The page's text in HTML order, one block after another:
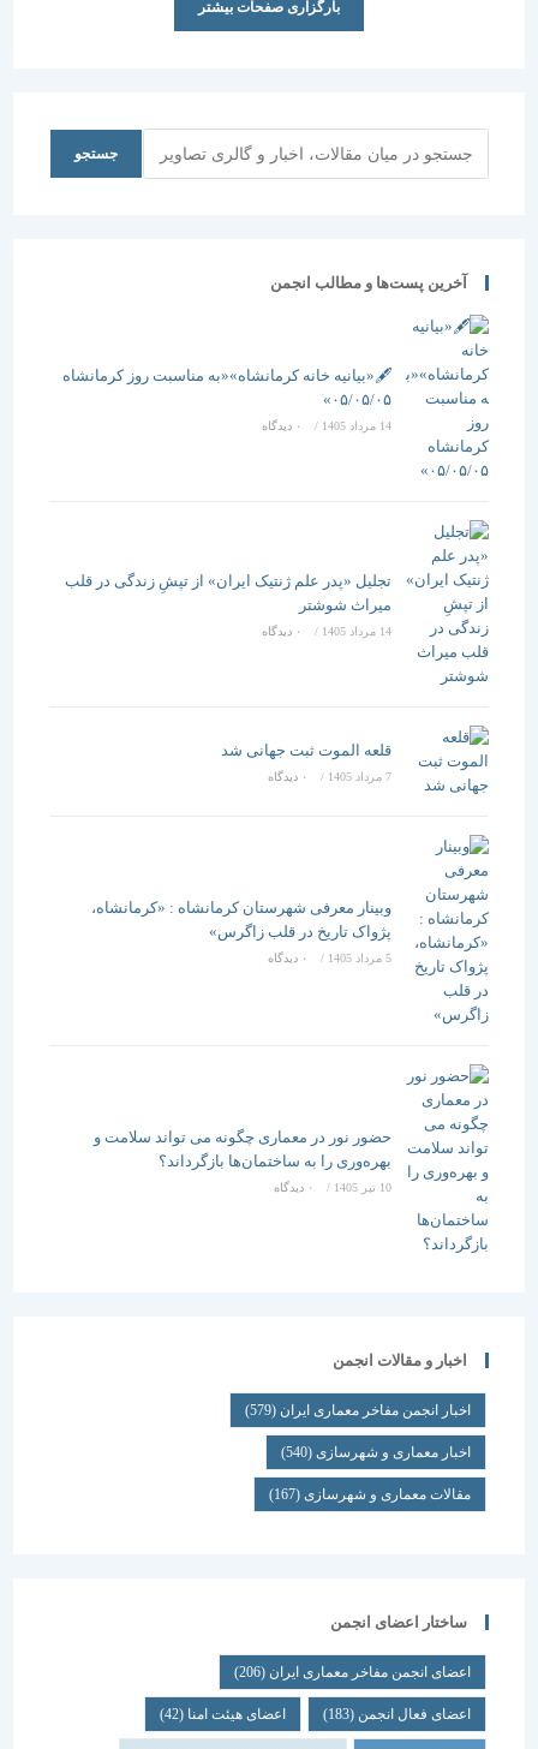
بارگزاری صفحات بیشتر
جستجو
آخرین پست‌ها و مطالب انجمن
🖋️«بیانیه خانه کرمانشاه»«به مناسبت روز کرمانشاه
۰۵/۰۵/۰۵»
/ ۰ دیدگاه
تجلیل «پدر علم ژنتیک ایران» از تپشِ زندگی در قلب
میراث شوشتر
14 مرداد 1405 / ۰ دیدگاه
قلعه الموت ثبت جهانی شد
/ ۰ دیدگاه
وبینار معرفی شهرستان کرمانشاه : «کرمانشاه،
پژواک تاریخ در قلب زاگرس»
5 مرداد 1405 / ۰ دیدگاه
حضور نور در معماری چگونه می تواند سلامت و
بهره‌وری را به ساختمان‌ها بازگرداند؟
/ ۰ دیدگاه
اخبار و مقالات انجمن
اخبار انجمن مفاخر معماری ایران (579)
اخبار معماری و شهرسازی(540)
مقالات معماری و شهرسازی(167)
ساختار اعضای انجمن
اعضای انجمن مفاخر معماری ایران (206)
اعضای فعال انجمن(183) اعضای هیئت امنا(42)